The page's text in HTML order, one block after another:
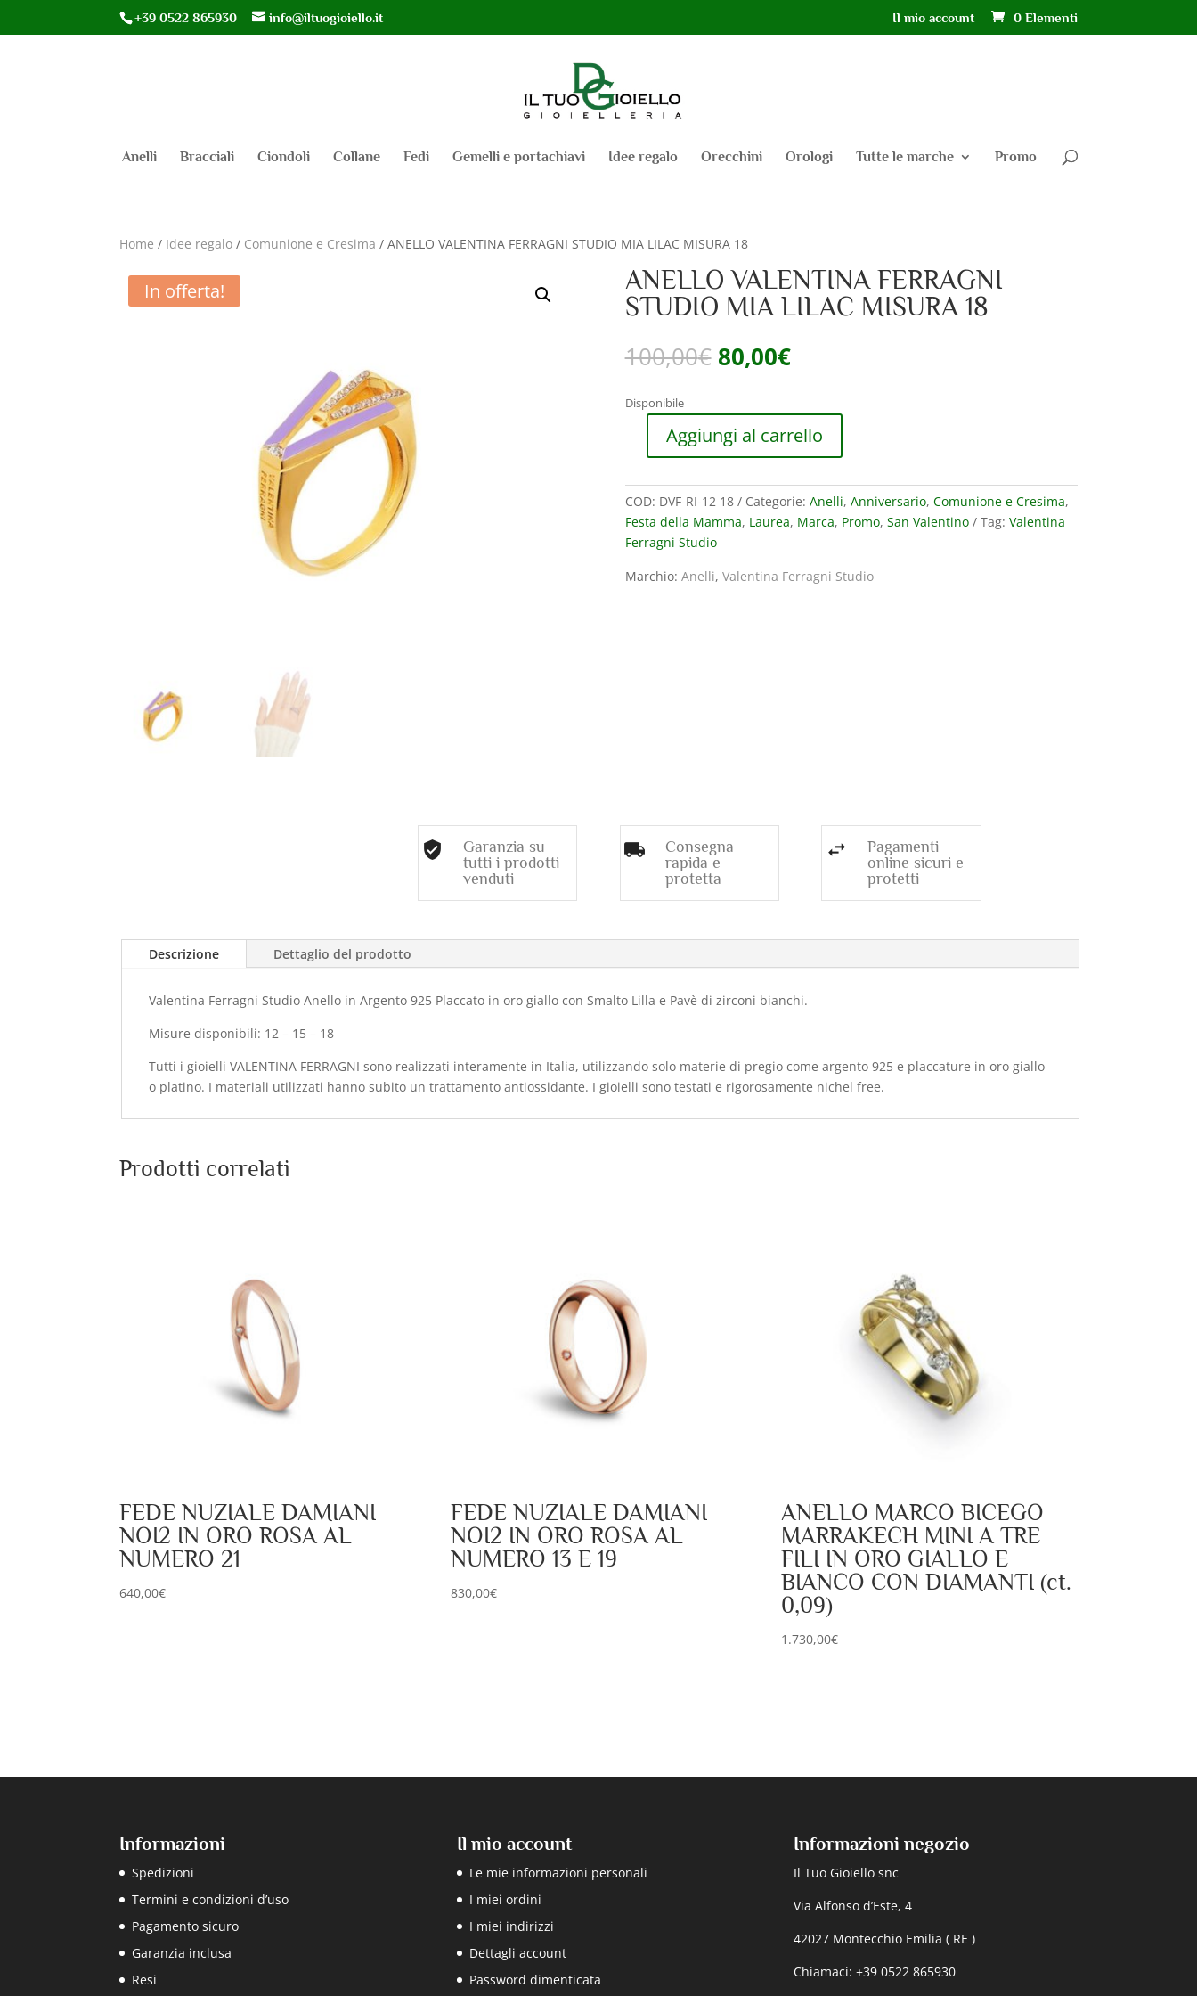
+39 0522 865930 info@iltuogioiello.it Il mio account 0 Elementi
Anelli Bracciali Ciondoli Collane Fedi Gemelli e portachiavi Idee regalo Orecchini Orologi Tutte le marche Promo
Home / Idee regalo / Comunione e Cresima / ANELLO VALENTINA FERRAGNI STUDIO MIA LILAC MISURA 18
In offerta!
ANELLO VALENTINA FERRAGNI
STUDIO MIA LILAC MISURA 18
100,00€ Il
prezzo
era:
100,00€.
80,00€Il
prezzo
è:
80,00€.
Disponibile
ANELLO
FERRAGNI
STUDIO
MIA
LILAC
MISURA
Aggiungi al carrello
COD: DVF-RI-12 18 Categorie: Anelli, Anniversario, Comunione e Cresima,
Festa della Mamma, Laurea, Marca, Promo, San Valentino Tag: Valentina
Ferragni Studio
Marchio: Anelli, Valentina Ferragni Studio
Garanzia su
tutti i prodotti
venduti
Consegna
rapida e
protetta
Pagamenti
online sicuri e
protetti
Descrizione Dettaglio del prodotto
Valentina Ferragni Studio Anello in Argento 925 Placcato in oro giallo con Smalto Lilla e Pavè di zirconi bianchi.
Misure disponibili: 12 – 15 – 18
Tutti i gioielli VALENTINA FERRAGNI sono realizzati interamente in Italia, utilizzando solo materie di pregio come argento 925 e placcature in oro giallo
o platino. I materiali utilizzati hanno subito un trattamento antiossidante. I gioielli sono testati e rigorosamente nichel free.
Prodotti correlati
FEDE NUZIALE DAMIANI
NOI2 IN ORO ROSA AL
NUMERO 21
640,00€
FEDE NUZIALE DAMIANI
NOI2 IN ORO ROSA AL
NUMERO 13 E 19
830,00€
ANELLO MARCO BICEGO
MARRAKECH MINI A TRE
FILI IN ORO GIALLO E
BIANCO CON DIAMANTI (ct.
0,09)
1.730,00€
Informazioni
Spedizioni
Termini e condizioni d’uso
Pagamento sicuro
Garanzia inclusa
Resi
Il mio account
Le mie informazioni personali
I miei ordini
I miei indirizzi
Dettagli account
Password dimenticata
Informazioni negozio
Il Tuo Gioiello snc
Via Alfonso d’Este, 4
42027 Montecchio Emilia ( RE )
Chiamaci: +39 0522 865930